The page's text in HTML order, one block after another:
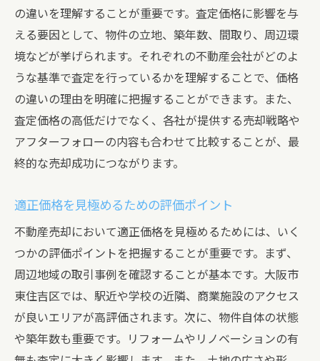
の違いを理解することが重要です。査定価格に影響を与
える要因として、物件の立地、築年数、間取り、周辺環
境などが挙げられます。それぞれの不動産会社がどのよ
うな基準で査定を行っているかを理解することで、価格
の違いの理由を明確に把握することができます。また、
査定価格の高低だけでなく、各社が提供する売却戦略や
アフターフォローの内容も合わせて比較することが、最
終的な売却成功につながります。
適正価格を見極めるための評価ポイント
不動産売却において適正価格を見極めるためには、いく
つかの評価ポイントを把握することが重要です。まず、
周辺地域の取引事例を確認することが基本です。大阪市
東住吉区では、駅近や学校の近隣、商業施設のアクセス
が良いエリアが高評価されます。次に、物件自体の状態
や築年数も重要です。リフォームやリノベーションの有